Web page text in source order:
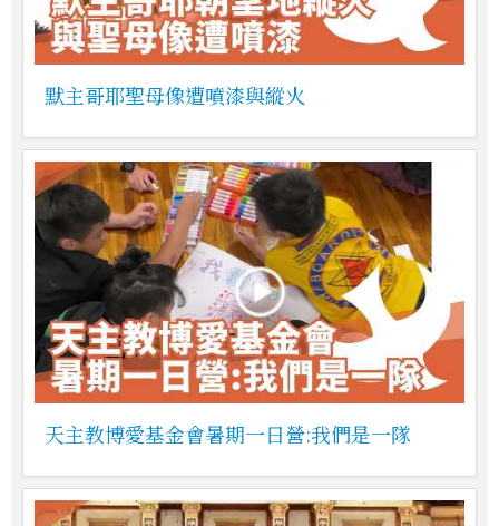
默主哥耶聖母像遭噴漆與縱火
天主教博愛基金會暑期一日營:我們是一隊